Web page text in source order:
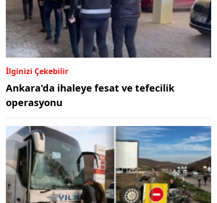
İlginizi Çekebilir
Ankara'da ihaleye fesat ve tefecilik
operasyonu